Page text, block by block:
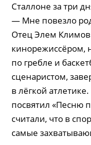
Сталлоне за три
— Мне повезло
Отец Элем
кинорежиссёром,
по гребле и
сценаристом,
в лёгкой
посвятил «Песню
считали, что в
самые